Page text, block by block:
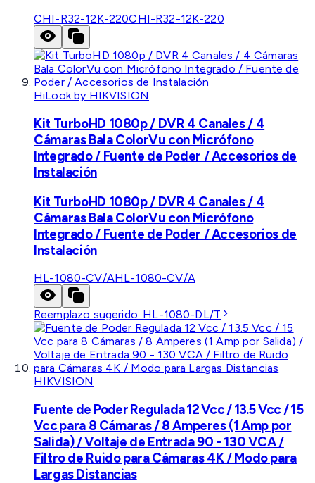
CHI-R32-12K-220CHI-R32-12K-220
HiLook by HIKVISION
Kit TurboHD 1080p / DVR 4 Canales / 4
Cámaras Bala ColorVu con Micrófono
Integrado / Fuente de Poder / Accesorios de
Instalación
Kit TurboHD 1080p / DVR 4 Canales / 4
Cámaras Bala ColorVu con Micrófono
Integrado / Fuente de Poder / Accesorios de
Instalación
HL-1080-CV/AHL-1080-CV/A
Reemplazo sugerido: HL-1080-DL/T
HIKVISION
Fuente de Poder Regulada 12 Vcc / 13.5 Vcc / 15
Vcc para 8 Cámaras / 8 Amperes (1 Amp por
Salida) / Voltaje de Entrada 90 - 130 VCA /
Filtro de Ruido para Cámaras 4K / Modo para
Largas Distancias